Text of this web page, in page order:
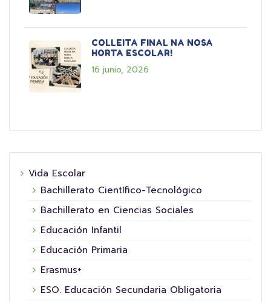
COLLEITA FINAL NA NOSA
HORTA ESCOLAR!
16 junio, 2026
Vida Escolar
Bachillerato Científico-Tecnológico
Bachillerato en Ciencias Sociales
Educación Infantil
Educación Primaria
Erasmus+
ESO. Educación Secundaria Obligatoria